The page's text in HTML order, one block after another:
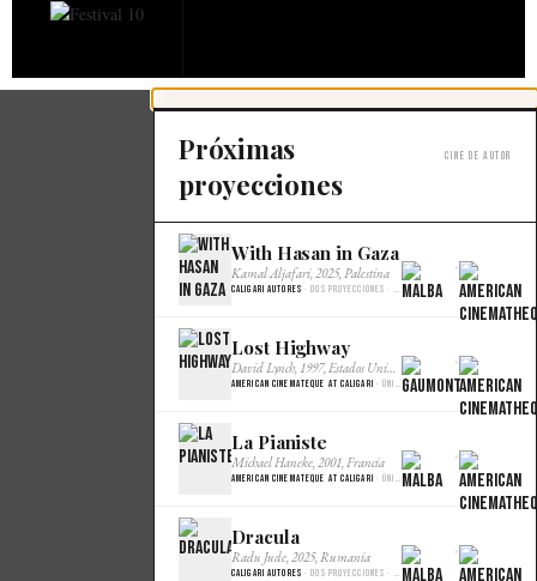
Próximas
proyecciones
Cine de autor
With Hasan in Gaza
Kamal Aljafari, 2025, Palestina
Caligari Autores · Dos proyecciones · Malba Cine
×
Lost Highway
David Lynch, 1997, Estados Unidos
American Cinemateque at Caligari · Única · Gaumont
×
La Pianiste
Michael Haneke, 2001, Francia
American Cinemateque at Caligari · Única · Gaumont
×
Dracula
Radu Jude, 2025, Rumania
Caligari Autores · Dos proyecciones · Malba Cine
×